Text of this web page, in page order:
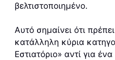
βελτιστοποιημένο.
Αυτό σημαίνει ότι
κατάλληλη κύρια
Εστιατόριο» αντί για